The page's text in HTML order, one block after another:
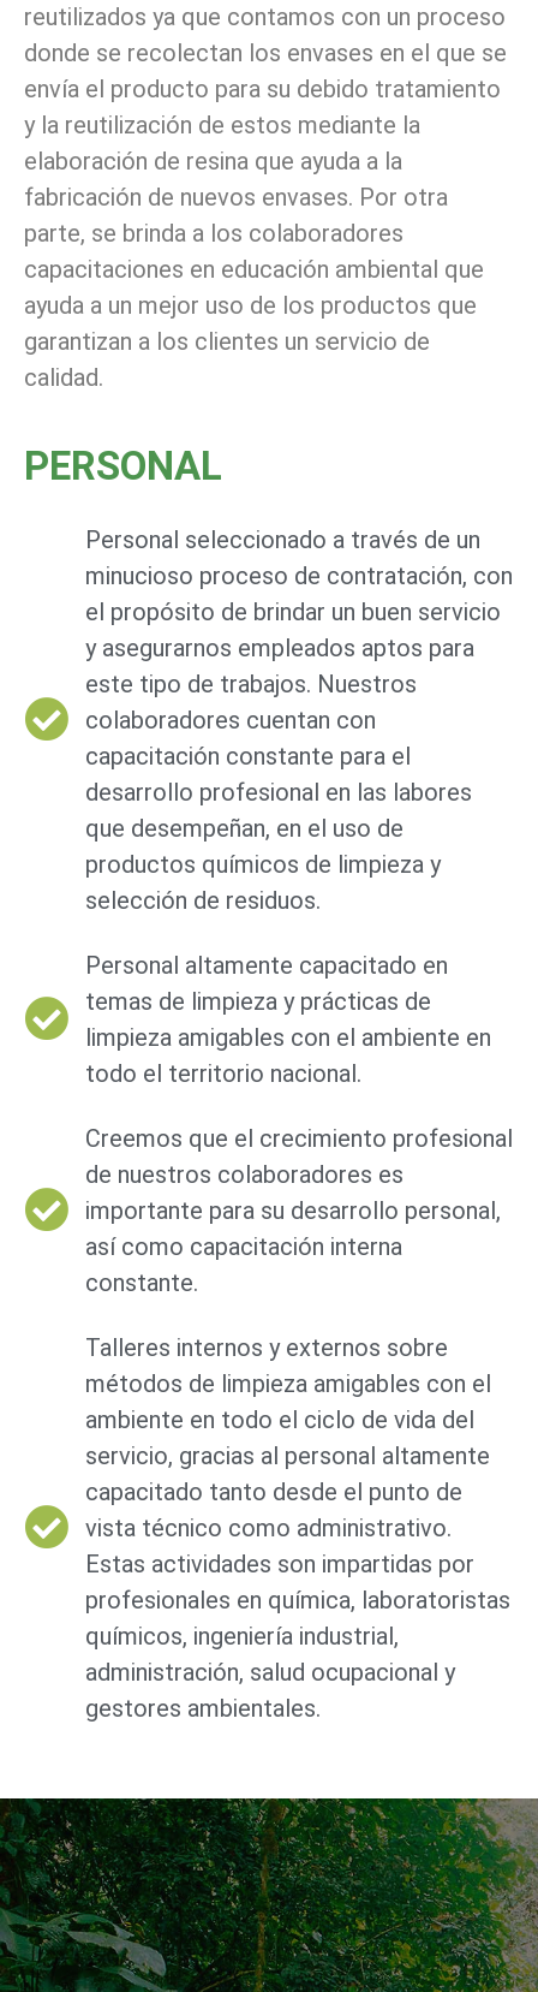
reutilizados ya que contamos con un proceso
donde se recolectan los envases en el que se
envía el producto para su debido tratamiento
y la reutilización de estos mediante la
elaboración de resina que ayuda a la
fabricación de nuevos envases. Por otra
parte, se brinda a los colaboradores
capacitaciones en educación ambiental que
ayuda a un mejor uso de los productos que
garantizan a los clientes un servicio de
calidad.
PERSONAL
Personal seleccionado a través de un
minucioso proceso de contratación, con
el propósito de brindar un buen servicio
y asegurarnos empleados aptos para
este tipo de trabajos. Nuestros
colaboradores cuentan con
capacitación constante para el
desarrollo profesional en las labores
que desempeñan, en el uso de
productos químicos de limpieza y
selección de residuos.
Personal altamente capacitado en
temas de limpieza y prácticas de
limpieza amigables con el ambiente en
todo el territorio nacional.
Creemos que el crecimiento profesional
de nuestros colaboradores es
importante para su desarrollo personal,
así como capacitación interna
constante.
Talleres internos y externos sobre
métodos de limpieza amigables con el
ambiente en todo el ciclo de vida del
servicio, gracias al personal altamente
capacitado tanto desde el punto de
vista técnico como administrativo.
Estas actividades son impartidas por
profesionales en química, laboratoristas
químicos, ingeniería industrial,
administración, salud ocupacional y
gestores ambientales.